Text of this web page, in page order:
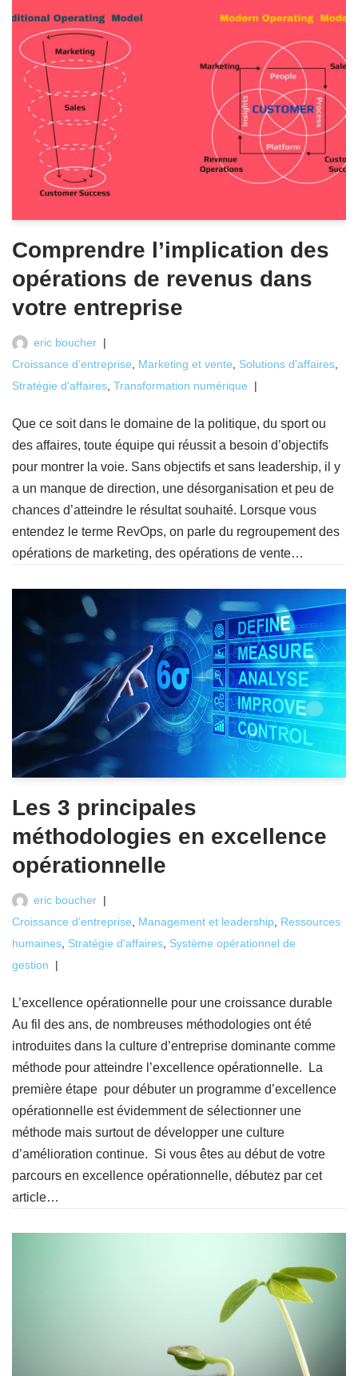
Comprendre l’implication des
opérations de revenus dans
votre entreprise
eric boucher
Croissance d’entreprise, Marketing et vente, Solutions d'affaires,
Stratégie d'affaires, Transformation numérique
Que ce soit dans le domaine de la politique, du sport ou
des affaires, toute équipe qui réussit a besoin d’objectifs
pour montrer la voie. Sans objectifs et sans leadership, il y
a un manque de direction, une désorganisation et peu de
chances d’atteindre le résultat souhaité. Lorsque vous
entendez le terme RevOps, on parle du regroupement des
opérations de marketing, des opérations de vente…
Les 3 principales
méthodologies en excellence
opérationnelle
eric boucher
Croissance d’entreprise
Management et leadership Ressources
humaines Stratégie d'affaires Système opérationnel de
gestion
L’excellence opérationnelle pour une croissance durable
Au fil des ans, de nombreuses méthodologies ont été
introduites dans la culture d’entreprise dominante comme
méthode pour atteindre l’excellence opérationnelle. La
première étape pour débuter un programme d’excellence
opérationnelle est évidemment de sélectionner une
méthode mais surtout de développer une culture
d’amélioration continue. Si vous êtes au début de votre
parcours en excellence opérationnelle, débutez par cet
article…